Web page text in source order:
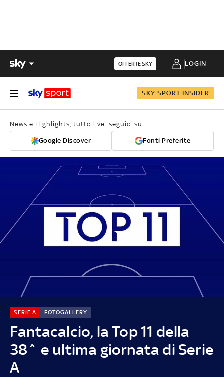
OFFERTE SKY LOGIN
SKY SPORT INSIDER
News e Highlights, tutto live: seguici su
Google Discover Fonti Preferite
Fantacalcio, la Top 11 della
38^ e ultima giornata di Serie
A
SERIE A FOTOGALLERY